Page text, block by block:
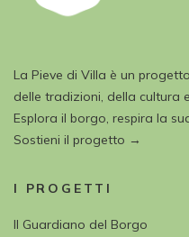
La Pieve di Villa è un
delle tradizioni, della cultura
Esplora il borgo, respira la
Sostieni il progetto →
I PROGETTI
Il Guardiano del Borgo